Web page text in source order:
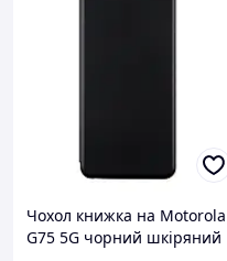
Чохол книжка на Motorola
G75 5G чорний шкіряний